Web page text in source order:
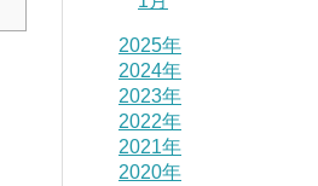
2025年
2024年
2023年
2022年
2021年
2020年